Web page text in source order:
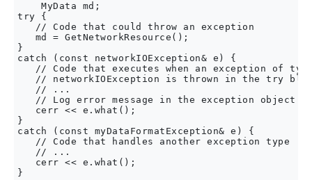
    MyData md;
try {
   // Code that could throw an exception
   md = GetNetworkResource();
}
catch (const networkIOException& e) {
// Code that executes when an exception of
// networkIOException is thrown in the try
   // ...
   // Log error message in the exception object
   cerr << e.what();
}
catch (const myDataFormatException& e) {
   // Code that handles another exception type
   // ...
   cerr << e.what();
}